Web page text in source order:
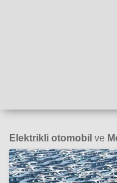
Elektrikli otomobil ve